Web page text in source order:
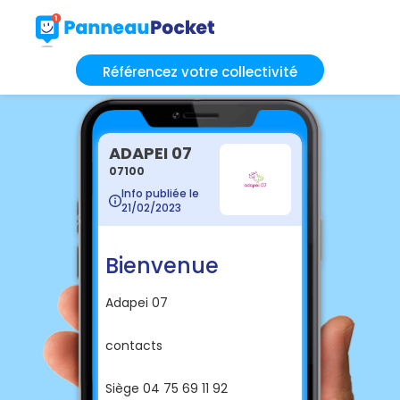
Référencez votre collectivité
ADAPEI 07
07100
Info publiée le
21/02/2023
Bienvenue
Adapei 07
contacts
Siège 04 75 69 11 92